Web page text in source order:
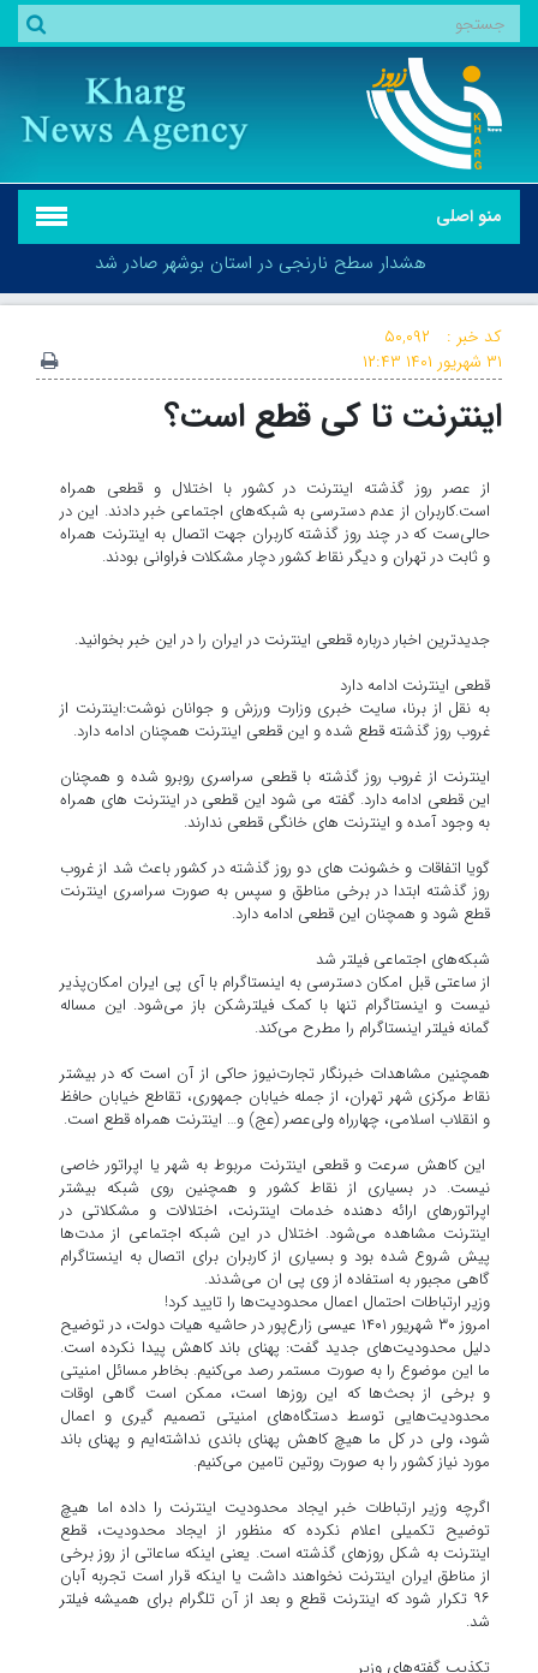
منو اصلی
هشدار سطح نارنجی در استان بوشهر صادر شد
هشدار سطح نارنجی در استان بوشهر صادر شد
کد خبر :
۵۰,۰۹۲
۳۱ شهریور ۱۴۰۱
۱۲:۴۳
اینترنت تا کی قطع است؟
از عصر روز گذشته اینترنت در کشور با اختلال و قطعی همراه
است.کاربران از عدم دسترسی به شبکه‌های اجتماعی خبر دادند. این در
حالی‌ست که در چند روز گذشته کاربران جهت اتصال به اینترنت همراه
و ثابت در تهران و دیگر نقاط کشور دچار مشکلات فراوانی بودند.
جدیدترین اخبار درباره قطعی اینترنت در ایران را در این خبر بخوانید.
قطعی اینترنت ادامه دارد
به نقل از برنا، سایت خبری وزارت ورزش و جوانان نوشت:اینترنت از
غروب روز گذشته قطع شده و این قطعی اینترنت همچنان ادامه دارد.
اینترنت از غروب روز گذشته با قطعی سراسری روبرو شده و همچنان
این قطعی ادامه دارد. گفته می شود این قطعی در اینترنت های همراه
به وجود آمده و اینترنت های خانگی قطعی ندارند.
گویا اتفاقات و خشونت های دو روز گذشته در کشور باعث شد از غروب
روز گذشته ابتدا در برخی مناطق و سپس به صورت سراسری اینترنت
قطع شود و همچنان این قطعی ادامه دارد.
شبکه‌های اجتماعی فیلتر شد
از ساعتی قبل امکان دسترسی به اینستاگرام با آی پی ایران امکان‌پذیر
نیست و اینستاگرام تنها با کمک فیلترشکن باز می‌شود. این مساله
گمانه فیلتر اینستاگرام را مطرح می‌کند.
همچنین مشاهدات خبرنگار تجارت‌نیوز حاکی از آن است که در بیشتر
نقاط مرکزی شهر تهران، از جمله خیابان جمهوری، تقاطع خیابان حافظ
و انقلاب اسلامی، چهارراه ولی‌عصر (عج) و… اینترنت همراه قطع است.
این کاهش سرعت و قطعی اینترنت مربوط به شهر یا اپراتور خاصی
نیست. در بسیاری از نقاط کشور و همچنین روی شبکه بیشتر
اپراتورهای ارائه دهنده خدمات اینترنت، اختلالات و مشکلاتی در
اینترنت مشاهده می‌شود. اختلال در این شبکه اجتماعی از مدت‌ها
پیش شروع شده بود و بسیاری از کاربران برای اتصال به اینستاگرام
گاهی مجبور به استفاده از وی پی ان می‌شدند.
وزیر ارتباطات احتمال اعمال محدودیت‌ها را تایید کرد!
امروز ۳۰ شهریور ۱۴۰۱ عیسی زارع‌پور در حاشیه هیات دولت، در توضیح
دلیل محدودیت‌های جدید گفت: پهنای باند کاهش پیدا نکرده است.
ما این موضوع را به صورت مستمر رصد می‌کنیم. بخاطر مسائل امنیتی
و برخی از بحث‌ها که این روزها است، ممکن است گاهی اوقات
محدودیت‌هایی توسط دستگاه‌های امنیتی تصمیم گیری و اعمال
شود، ولی در کل ما هیچ کاهش پهنای باندی نداشته‌ایم و پهنای باند
مورد نیاز کشور را به صورت روتین تامین می‌کنیم.
اگرچه وزیر ارتباطات خبر ایجاد محدودیت اینترنت را داده اما هیچ
توضیح تکمیلی اعلام نکرده که منظور از ایجاد محدودیت، قطع
اینترنت به شکل روزهای گذشته است. یعنی اینکه ساعاتی از روز برخی
از مناطق ایران اینترنت نخواهند داشت یا اینکه قرار است تجربه آبان
۹۶ تکرار شود که اینترنت قطع و بعد از آن تلگرام برای همیشه فیلتر
شد.
تکذیب گفته‌های وزیر